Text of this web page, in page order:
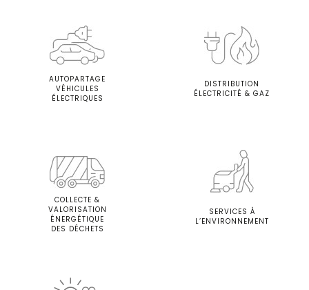
AUTOPARTAGE
VÉHICULES
ÉLECTRIQUES
DISTRIBUTION
ÉLECTRICITÉ & GAZ
COLLECTE &
VALORISATION
ÉNERGÉTIQUE
DES DÉCHETS
SERVICES À
L’ENVIRONNEMENT